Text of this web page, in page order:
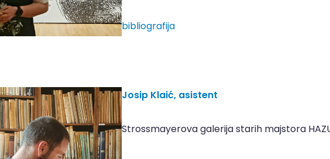
bibliografija
Josip Klaić, asistent
Strossmayerova galerija starih majstora